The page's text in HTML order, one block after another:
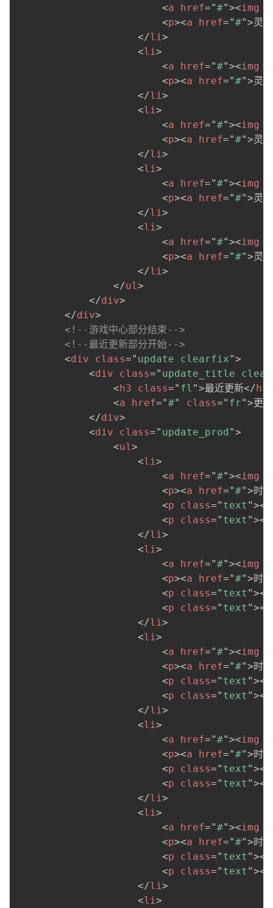
<a href="#"><img
<p><a href="#">灵
</li>
<li>
<a href="#"><img
<p><a href="#">灵
</li>
<li>
<a href="#"><img
<p><a href="#">灵
</li>
<li>
<a href="#"><img
<p><a href="#">灵
</li>
<li>
<a href="#"><img
<p><a href="#">灵
</li>
</ul>
</div>
</div>
<!--游戏中心部分结束-->
<!--最近更新部分开始-->
<div class=" update clearfix">
<div class=" update_title
<h3 class=" fl ">最近更新</h3
<a href="#" class=" fr">更多
</div>
<div class=" update_prod ">
<ul>
<li>
<a href="#"><img
<p><a href="#">时雨
<p class=" text "><
<p class=" text "><
</li>
<li>
<a href="#"><img
<p><a href="#">时雨
<p class=" text "><
<p class=" text "><
</li>
<li>
<a href="#"><img
<p><a href="#">时雨
<p class=" text "><
<p class=" text "><
</li>
<li>
<a href="#"><img
<p><a href="#">时雨
<p class=" text "><
<p class=" text "><
</li>
<li>
<a href="#"><img
<p><a href="#">时雨
<p class=" text "><
<p class=" text "><
</li>
<li>